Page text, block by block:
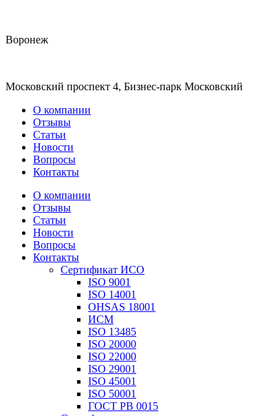
Воронеж
Московский проспект 4, Бизнес-парк Московский
О компании
Отзывы
Статьи
Новости
Вопросы
Контакты
О компании
Отзывы
Статьи
Новости
Вопросы
Контакты
Сертификат ИСО
ISO 9001
ISO 14001
OHSAS 18001
ИСМ
ISO 13485
ISO 20000
ISO 22000
ISO 29001
ISO 45001
ISO 50001
ГОСТ РВ 0015